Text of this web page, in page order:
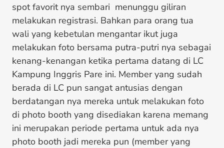
spot favorit nya sembari menunggu giliran
melakukan registrasi. Bahkan para orang tua
wali yang kebetulan mengantar ikut juga
melakukan foto bersama putra-putri nya sebagai
kenang-kenangan ketika pertama datang di LC
Kampung Inggris Pare ini. Member yang sudah
berada di LC pun sangat antusias dengan
berdatangan nya mereka untuk melakukan foto
di photo booth yang disediakan karena memang
ini merupakan periode pertama untuk ada nya
photo booth jadi mereka pun (member yang